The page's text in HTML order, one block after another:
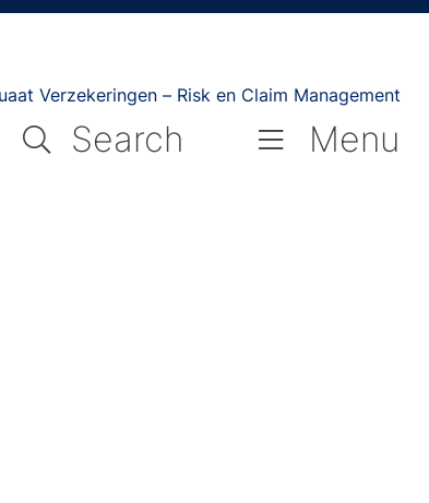
Verzekeringen – Risk en Claim Management
Search Menu